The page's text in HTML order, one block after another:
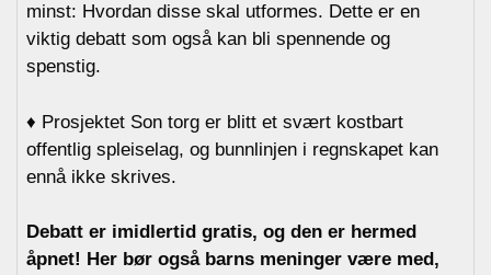
minst: Hvordan disse skal utformes. Dette er en
viktig debatt som også kan bli spennende og
spenstig.
♦ Prosjektet Son torg er blitt et svært kostbart
offentlig spleiselag, og bunnlinjen i regnskapet kan
ennå ikke skrives.
Debatt er imidlertid gratis, og den er hermed
åpnet! Her bør også barns meninger være med,